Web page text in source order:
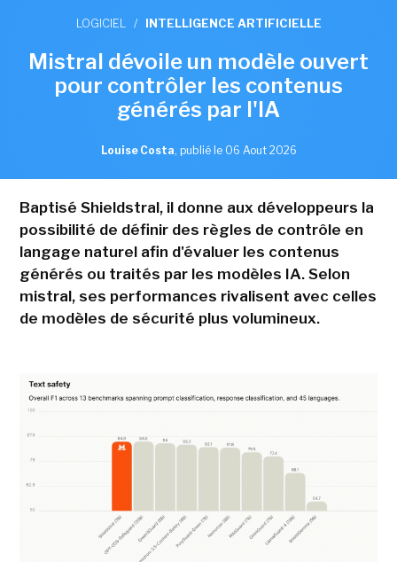
LOGICIEL / INTELLIGENCE ARTIFICIELLE
Mistral dévoile un modèle ouvert
pour contrôler les contenus
générés par l'IA
Louise Costa, publié le 06 Aout 2026
Baptisé Shieldstral, il donne aux développeurs la
possibilité de définir des règles de contrôle en
langage naturel afin d'évaluer les contenus
générés ou traités par les modèles IA. Selon
mistral, ses performances rivalisent avec celles
de modèles de sécurité plus volumineux.